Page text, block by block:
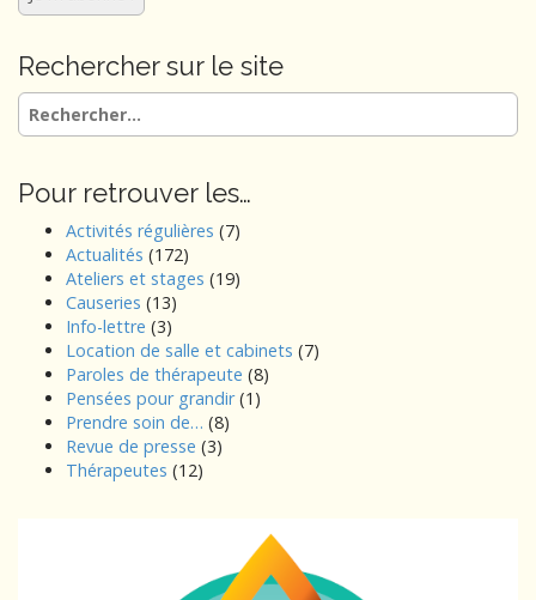
Rechercher sur le site
Rechercher :
Pour retrouver les…
Activités régulières (7)
Actualités (172)
Ateliers et stages (19)
Causeries (13)
Info-lettre (3)
Location de salle et cabinets (7)
Paroles de thérapeute (8)
Pensées pour grandir(1)
Prendre soin de… (8)
Revue de presse (3)
Thérapeutes (12)